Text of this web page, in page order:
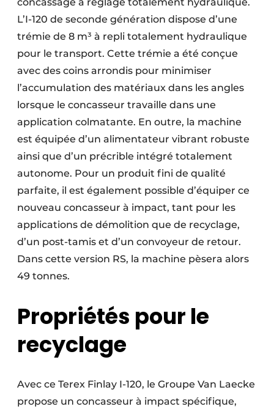
L’I-120 de seconde génération dispose d’une
trémie de 8 m³ à repli totalement hydraulique
pour le transport. Cette trémie a été conçue
avec des coins arrondis pour minimiser
l’accumulation des matériaux dans les angles
lorsque le concasseur travaille dans une
application colmatante. En outre, la machine
est équipée d’un alimentateur vibrant robuste
ainsi que d’un précrible intégré totalement
autonome. Pour un produit fini de qualité
parfaite, il est également possible d’équiper ce
nouveau concasseur à impact, tant pour les
applications de démolition que de recyclage,
d’un post-tamis et d’un convoyeur de retour.
Dans cette version RS, la machine pèsera alors
49 tonnes.
Propriétés pour le
recyclage
Avec ce Terex Finlay I-120, le Groupe Van Laecke
propose un concasseur à impact spécifique,